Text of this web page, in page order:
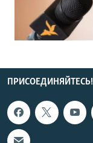
ПРИСОЕДИНЯЙТЕСЬ!